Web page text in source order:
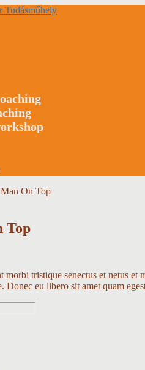
On Top
Top
morbi tristique senectus et netus
Donec eu libero sit amet quam